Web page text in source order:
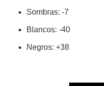
Sombras: -7
Blancos: -40
Negros: +38